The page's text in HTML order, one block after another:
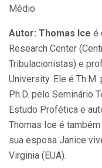
Médio
Autor: Thomas Ice é
Research Center
Tribulacionistas) e
University. Ele é
Ph.D. pelo Seminário
Estudo Profética e
Thomas Ice é
sua esposa Janice
Virginia (EUA).